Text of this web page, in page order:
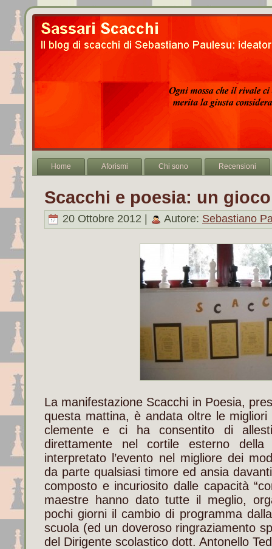
Home Aforismi Chi sono Recensioni
Scacchi e poesia: un
20 Ottobre 2012 | Autore: Sebastiano
La manifestazione Scacchi in Poesia,
questa mattina, è andata oltre le
clemente e ci ha consentito di
direttamente nel cortile esterno
interpretato l’evento nel migliore dei
da parte qualsiasi timore ed ansia
composto e incuriosito dalle capacità
maestre hanno dato tutte il meglio,
pochi giorni il cambio di programma
scuola (ed un doveroso ringraziamento
del Dirigente scolastico dott. Antonello